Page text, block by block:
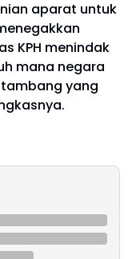
aparat untuk
KPH menindak
mana negara
yang